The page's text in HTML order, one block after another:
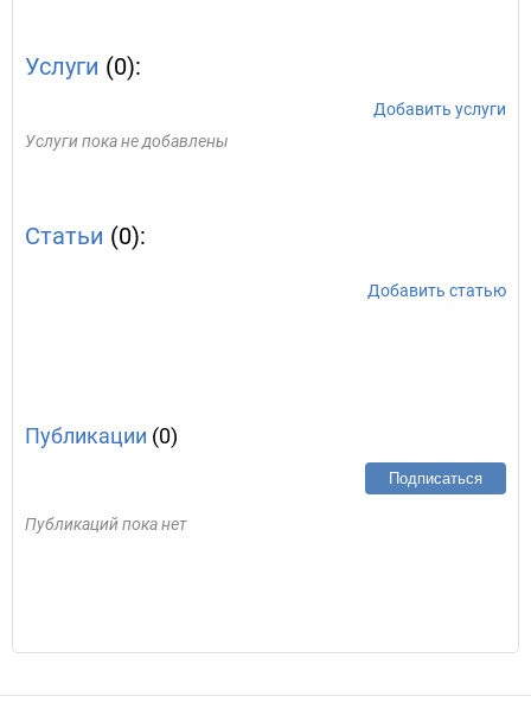
Услуги (0):
Добавить услуги
Услуги пока не добавлены
Статьи (0):
Добавить статью
Публикации (0)
Подписаться
Публикаций пока нет